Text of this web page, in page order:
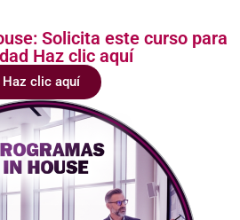
Solicita este curso para
Haz clic aquí
Haz clic aquí